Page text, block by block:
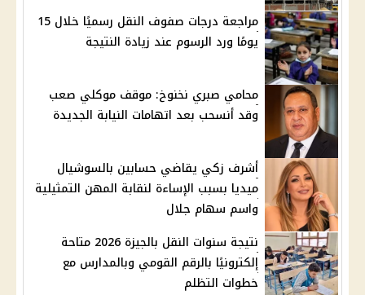
مراجعة درجات صفوف النقل رسميًا خلال 15
يومًا ورد الرسوم عند زيادة النتيجة
محامي صبري نخنوخ: موقف موكلي صعب
وقد أنسحب بعد اتهامات النيابة الجديدة
أشرف زكي يقاضي حسابين بالسوشيال
ميديا بسبب الإساءة لنقابة المهن التمثيلية
واسم سهام جلال
نتيجة سنوات النقل بالجيزة 2026 متاحة
إلكترونيًا بالرقم القومي وبالمدارس مع
خطوات التظلم